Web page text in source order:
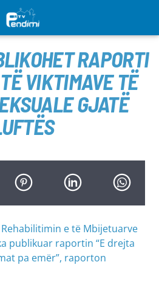
RAPORTI
VIKTIMAVE TË
GJATË
e të Mbijetuarve
publikuar raportin “E drejta
pa emër”, raporton